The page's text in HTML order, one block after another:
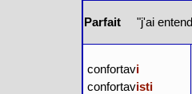
Parfait "j'ai
confortavi
confortavisti